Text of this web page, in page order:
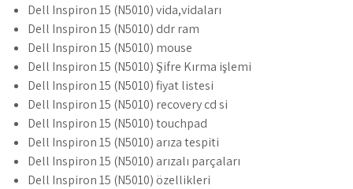
Dell Inspiron 15 (N5010) vida,vidaları
Dell Inspiron 15 (N5010) ddr ram
Dell Inspiron 15 (N5010) mouse
Dell Inspiron 15 (N5010) Şifre Kırma işlemi
Dell Inspiron 15 (N5010) fiyat listesi
Dell Inspiron 15 (N5010) recovery cd si
Dell Inspiron 15 (N5010) touchpad
Dell Inspiron 15 (N5010) arıza tespiti
Dell Inspiron 15 (N5010) arızalı parçaları
Dell Inspiron 15 (N5010) özellikleri